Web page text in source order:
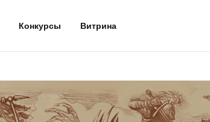
Конкурсы Витрина